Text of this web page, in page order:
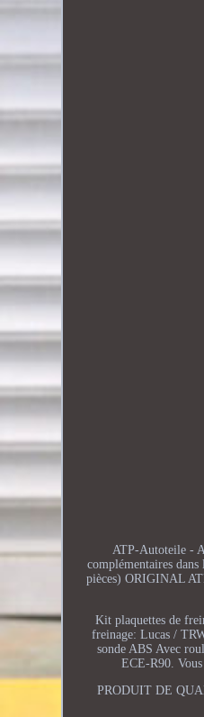
ATP-Autoteile -
complémentaires
pièces) ORIGINAL
Kit plaquettes de
freinage: Lucas /
sonde ABS Avec
ECE-R90.
PRODUIT DE